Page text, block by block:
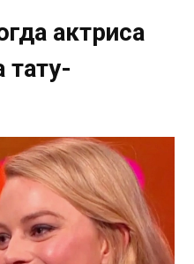
актриса
тату-